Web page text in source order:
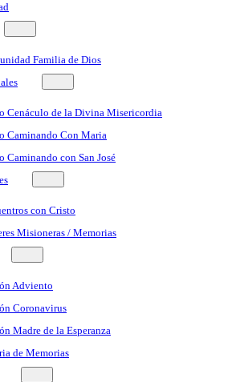
Familia de Dios
Cenáculo de la Divina Misericordia
Caminando Con Maria
Caminando con San José
con Cristo
Misioneras / Memorias
Adviento
Coronavirus
Madre de la Esperanza
de Memorias